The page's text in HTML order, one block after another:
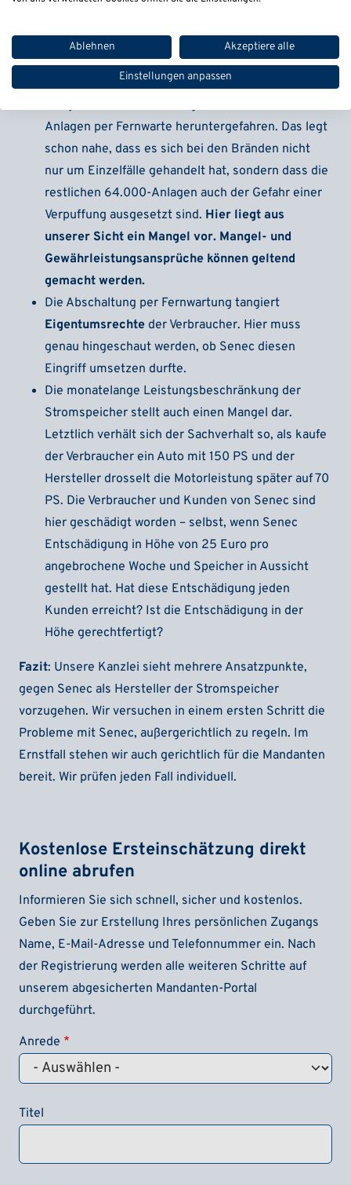
bei den Verbrauchern.Welche Ansatzpunkte gibt es,
Die Möglichkeit von Bränden kann nicht
ausgeschlossen werden. Senec hat die Vorfälle im
Anlagen per Fernwarte heruntergefahren. Das legt
schon nahe, dass es sich bei den Bränden nicht
nur um Einzelfälle gehandelt hat, sondern dass die
restlichen 64.000-Anlagen auch der Gefahr einer
Verpuffung ausgesetzt sind. Hier liegt aus
unserer Sicht ein Mangel vor. Mangel- und
Gewährleistungsansprüche können geltend
gemacht werden.
Die Abschaltung per Fernwartung tangiert
Eigentumsrechte der Verbraucher. Hier muss
genau hingeschaut werden, ob Senec diesen
Eingriff umsetzen durfte.
Die monatelange Leistungsbeschränkung der
Stromspeicher stellt auch einen Mangel dar.
Letztlich verhält sich der Sachverhalt so, als kaufe
der Verbraucher ein Auto mit 150 PS und der
Hersteller drosselt die Motorleistung später auf 70
PS. Die Verbraucher und Kunden von Senec sind
hier geschädigt worden – selbst, wenn Senec
Entschädigung in Höhe von 25 Euro pro
angebrochene Woche und Speicher in Aussicht
gestellt hat. Hat diese Entschädigung jeden
Kunden erreicht? Ist die Entschädigung in der
Höhe gerechtfertigt?
Fazit: Unsere Kanzlei sieht mehrere Ansatzpunkte,
gegen Senec als Hersteller der Stromspeicher
vorzugehen. Wir versuchen in einem ersten Schritt die
Probleme mit Senec, außergerichtlich zu regeln. Im
Ernstfall stehen wir auch gerichtlich für die Mandanten
bereit. Wir prüfen jeden Fall individuell.
Kostenlose Ersteinschätzung direkt
online abrufen
Informieren Sie sich schnell, sicher und kostenlos.
Geben Sie zur Erstellung Ihres persönlichen Zugangs
Name, E-Mail-Adresse und Telefonnummer ein. Nach
der Registrierung werden alle weiteren Schritte auf
unserem abgesicherten Mandanten-Portal
durchgeführt.
Anrede
Titel
Ablehnen Akzeptiere alle
Einstellungen anpassen